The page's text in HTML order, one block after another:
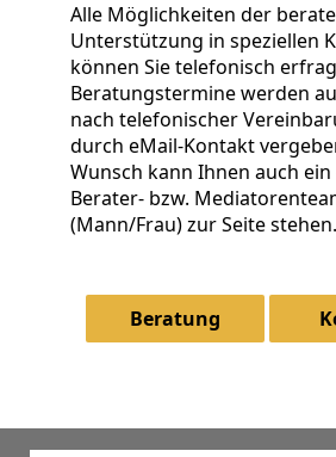
Alle Möglichkeiten der
Unterstützung in speziellen
können Sie telefonisch
Beratungstermine werden
nach telefonischer
durch eMail-Kontakt
Wunsch kann Ihnen auch
Berater- bzw.
(Mann/Frau) zur Seite stehen.
Beratung